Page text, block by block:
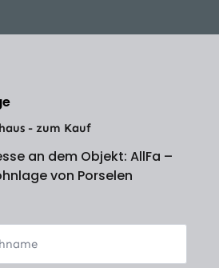
- zum Kauf
an dem Objekt: AllFa –
von Porselen